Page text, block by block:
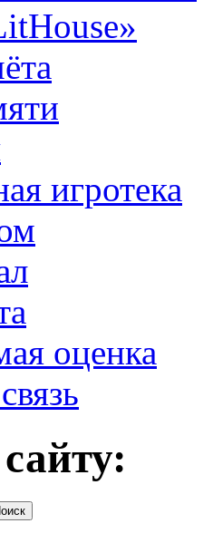
игротека
оценка